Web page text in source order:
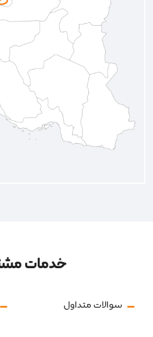
خدمات
سوالات متداول